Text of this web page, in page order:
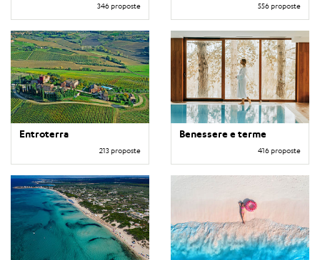
346 proposte 556 proposte
Entroterra
213 proposte
Benessere e terme
416 proposte